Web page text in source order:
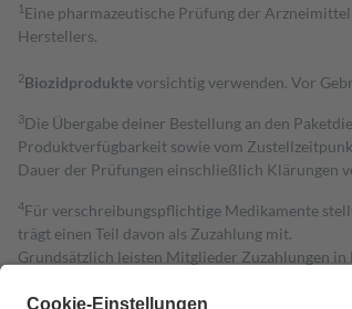
1 Eine pharmazeutische Prüfung der
Herstellers.
2Biozidproduktevorsichtig verwenden. Vor
3Die Übergabe deiner Bestellung an den
Produktverfügbarkeit sowie vom
Dauer der Prüfungen einschließlich Klärungen
4Für verschreibungspflichtige Medikamente
trägt einen Teil davon als Zuzahlung mit.
Grundsätzlich leisten Mitglieder Zuzahlungen in
Diese Regeln gelten grundsätzlich auch für